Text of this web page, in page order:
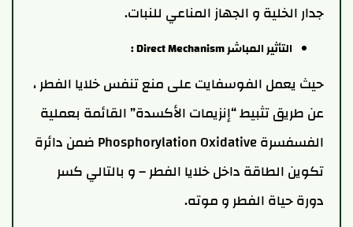
جدار الخلية و الجهاز المناعي للنبات.
التأثير المباشرDirect Mechanism
:
حيث يعمل الفوسفايت على منع تنفس خلايا الفطر ،
عن طريق تثبيط “إنزيمات الأكسدة” القائمة بعملية
الفسفسرة Phosphorylation Oxidative ضمن دائرة
تكوين الطاقة داخل خلايا الفطر – و بالتالي كسر
دورة حياة الفطر و موته.